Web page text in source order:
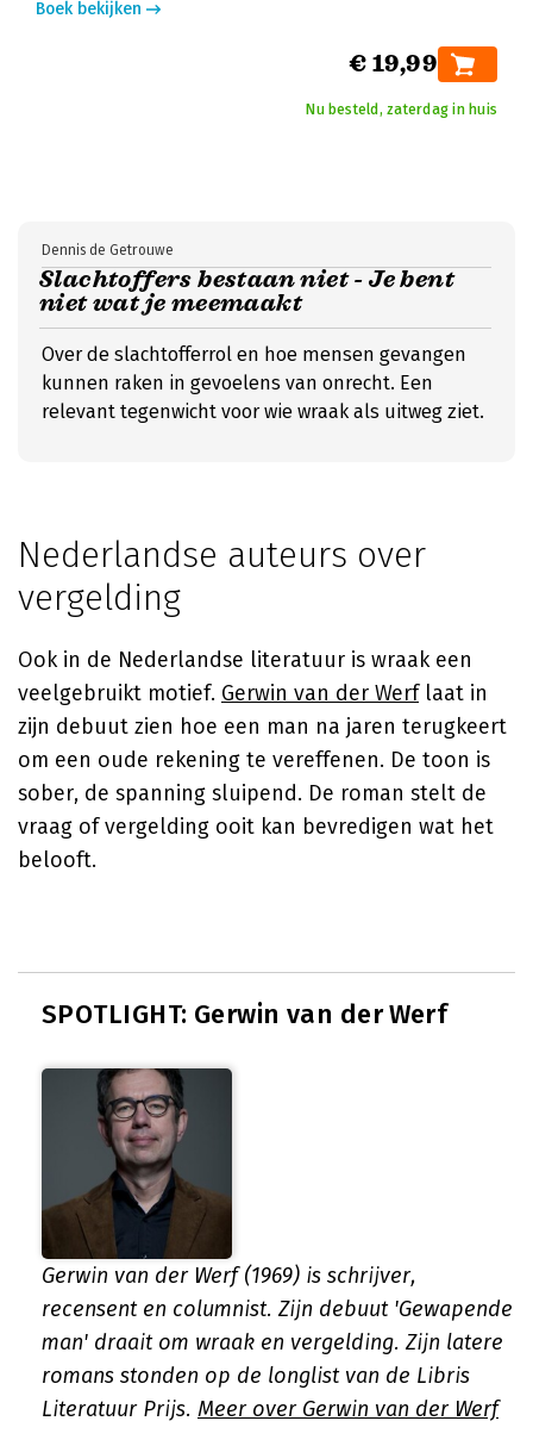
Boek bekijken
€ 19,99
Nu besteld, zaterdag in huis
Slachtoffers bestaan niet - Je bent
niet wat je meemaakt
Dennis de Getrouwe
Over de slachtofferrol en hoe mensen gevangen
kunnen raken in gevoelens van onrecht. Een
relevant tegenwicht voor wie wraak als uitweg ziet.
Nederlandse auteurs over
vergelding
Ook in de Nederlandse literatuur is wraak een
veelgebruikt motief. Gerwin van der Werflaat in
zijn debuut zien hoe een man na jaren terugkeert
om een oude rekening te vereffenen. De toon is
sober, de spanning sluipend. De roman stelt de
vraag of vergelding ooit kan bevredigen wat het
belooft.
SPOTLIGHT: Gerwin van der Werf
Gerwin van der Werf (1969) is schrijver,
recensent en columnist. Zijn debuut 'Gewapende
man' draait om wraak en vergelding. Zijn latere
romans stonden op de longlist van de Libris
Literatuur Prijs. Meer over Gerwin van der Werf